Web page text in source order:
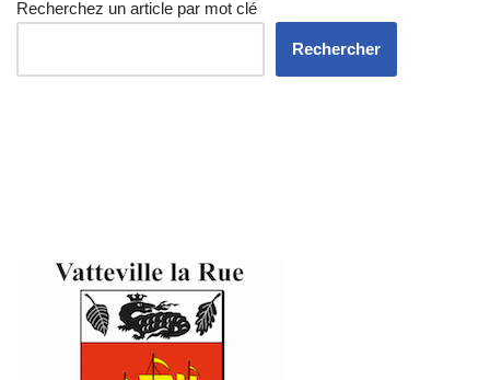
Recherchez un article par mot clé
Rechercher